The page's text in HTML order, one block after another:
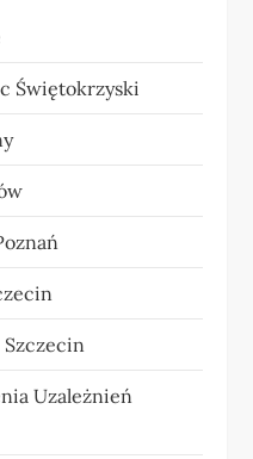
Świętokrzyski
Uzależnień